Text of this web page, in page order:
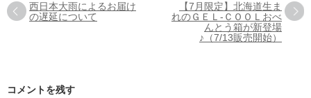
西日本大雨によるお届け
の遅延について
【7月限定】北海道生ま
れのＧＥＬ-ＣＯＯＬおべ
んとう箱が新登場
♪（7/13販売開始）
コメントを残す